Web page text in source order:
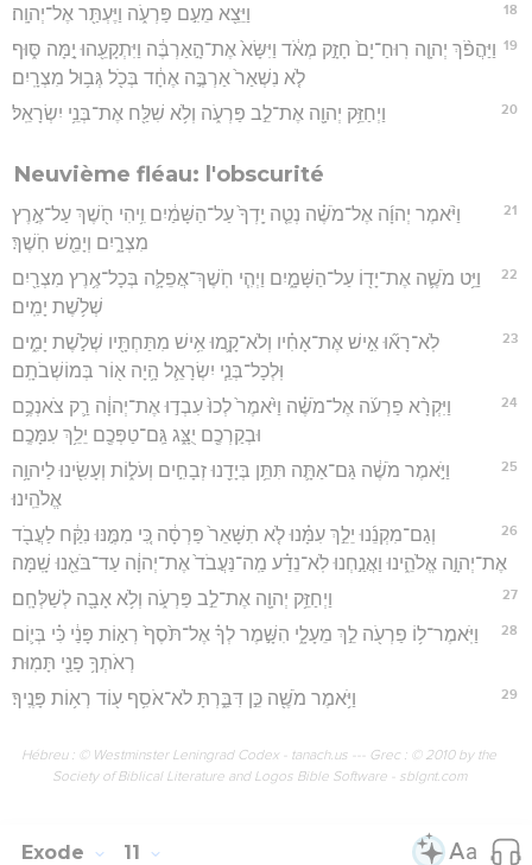
18 וַיֵּצֵ֖א מֵעִ֣ם פַּרְעֹ֑ה וַיֶּעְתַּ֖ר אֶל־יְהוָֽה׃
19 וַיַּהֲפֹ֨ךְ יְהוָ֤ה רֽוּחַ־יָם֙ חָזָ֣ק מְאֹ֔ד וַיִּשָּׂא֙ אֶת־הָ֣אַרְבֶּ֔ה וַיִּתְקָעֵ֖הוּ יָ֣מָּה סּ֑וּף
לֹ֤א נִשְׁאַר֙ אַרְבֶּ֣ה אֶחָ֔ד בְּכֹ֖ל גְּב֥וּל מִצְרָֽיִם׃
20 וַיְחַזֵּ֥ק יְהוָ֖ה אֶת־לֵ֣ב פַּרְעֹ֑ה וְלֹ֥א שִׁלַּ֖ח אֶת־בְּנֵ֥י יִשְׂרָאֵֽל׃
Neuvième fléau: l'obscurité
21
וַיֹּ֨אמֶר יְהוָ֜ה אֶל־מֹשֶׁ֗ה נְטֵ֤ה יָֽדְךָ֙ עַל־הַשָּׁמַ֔יִם וִ֥יהִי חֹ֖שֶׁךְ עַל־אֶ֣רֶץ
מִצְרָ֑יִם וְיָמֵ֖שׁ חֹֽשֶׁךְ׃
22
וַיֵּ֥ט מֹשֶׁ֛ה אֶת־יָד֖וֹ עַל־הַשָּׁמָ֑יִם וַיְהִ֧י חֹֽשֶׁךְ־אֲפֵלָ֛ה בְּכָל־אֶ֥רֶץ מִצְרַ֖יִם
שְׁלֹ֥שֶׁת יָמִֽים׃
23
לֹֽא־רָא֞וּ אִ֣ישׁ אֶת־אָחִ֗יו וְלֹא־קָ֛מוּ אִ֥ישׁ מִתַּחְתָּ֖יו שְׁלֹ֣שֶׁת יָמִ֑ים
וּֽלְכָל־בְּנֵ֧י יִשְׂרָאֵ֛ל הָ֥יָה א֖וֹר בְּמוֹשְׁבֹתָֽם׃
24
וַיִּקְרָ֨א פַרְעֹ֜ה אֶל־מֹשֶׁ֗ה וַיֹּ֙אמֶר֙ לְכוּ֙ עִבְד֣וּ אֶת־יְהוָ֔ה רַ֛ק צֹאנְכֶ֥ם
וּבְקַרְכֶ֖ם יֻצָּ֑ג גַּֽם־טַפְּכֶ֖ם יֵלֵ֥ךְ עִמָּכֶֽם׃
25
וַיֹּ֣אמֶר מֹשֶׁ֔ה גַּם־אַתָּ֛ה תִּתֵּ֥ן בְּיָדֵ֖נוּ זְבָחִ֣ים וְעֹל֑וֹת וְעָשִׂ֖ינוּ לַיהוָ֥ה
אֱלֹהֵֽינוּ׃
26
וְגַם־מִקְנֵ֜נוּ יֵלֵ֣ךְ עִמָּ֗נוּ לֹ֤א תִשָּׁאֵר֙ פַּרְסָ֔ה כִּ֚י מִמֶּ֣נּוּ נִקַּ֔ח לַעֲבֹ֖ד
אֶת־יְהוָ֣ה אֱלֹהֵ֑ינוּ וַאֲנַ֣חְנוּ לֹֽא־נֵדַ֗ע מַֽה־נַּעֲבֹד֙ אֶת־יְהוָ֔ה עַד־בֹּאֵ֖נוּ שָֽׁמָּה׃
27 וַיְחַזֵּ֥ק יְהוָ֖ה אֶת־לֵ֣ב פַּרְעֹ֑ה וְלֹ֥א אָבָ֖ה לְשַׁלְּחָֽם׃
28
וַיֹּֽאמֶר־ל֥וֹ פַרְעֹ֖ה לֵ֣ךְ מֵעָלָ֑י הִשָּׁ֣מֶר לְךָ֗ אֶל־תֹּ֙סֶף֙ רְא֣וֹת פָּנַ֔י כִּ֗י בְּי֛וֹם
רְאֹתְךָ֥ פָנַ֖י תָּמֽוּת׃
29 וַיֹּ֥אמֶר מֹשֶׁ֖ה כֵּ֣ן דִּבַּ֑רְתָּ לֹא־אֹסִ֥ף ע֖וֹד רְא֥וֹת פָּנֶֽיךָ׃
Hébreu : © Westminster Leningrad Codex - tanach.us --- Grec : © 2010 by the
Society of Biblical Literature and Logos Bible Software - sblgnt.com
Exode 11